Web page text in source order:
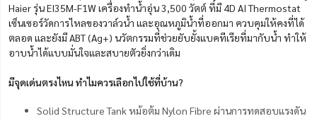
Haier รุ่น EI35M-F1W เครื่องทำน้ำอุ่น 3,500 วัตต์ ที่มี 4D AI Thermostat
เซ็นเซอร์วัดการไหลของวาล์วน้ำ และอุณหภูมิน้ำที่ออกมา ควบคุมให้คงที่ได้
ตลอด และยังมี ABT (Ag+) นวัตกรรมที่ช่วยยับยั้งแบคทีเรียที่มากับน้ำ ทำให้
อาบน้ำได้แบบมั่นใจและสบายตัวยิ่งกว่าเดิม
มีจุดเด่นตรงไหน ทำไมควรเลือกไปใช้ที่บ้าน?
Solid Structure Tank หม้อต้ม Nylon Fibre ผ่านการทดสอบแรงดัน